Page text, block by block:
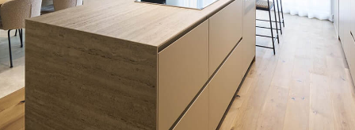
TRAVEL
LIFESTYLE
FOLLOW US
高感度なファッション、カルチャーに溺愛、未知の幅広い
教養を求め、今までの人生で積んだ経験、知見を余裕をも
って楽しみながら、進化するソーシャルに寄り添いたい。
何かに縛られていた時間から解き放たれつつある世代の
ライフスタイルを豊かに彩る『AdvancedTime』が発信する
情報をさらに充実し、より速やかに、活用できる
美白 アイメイク